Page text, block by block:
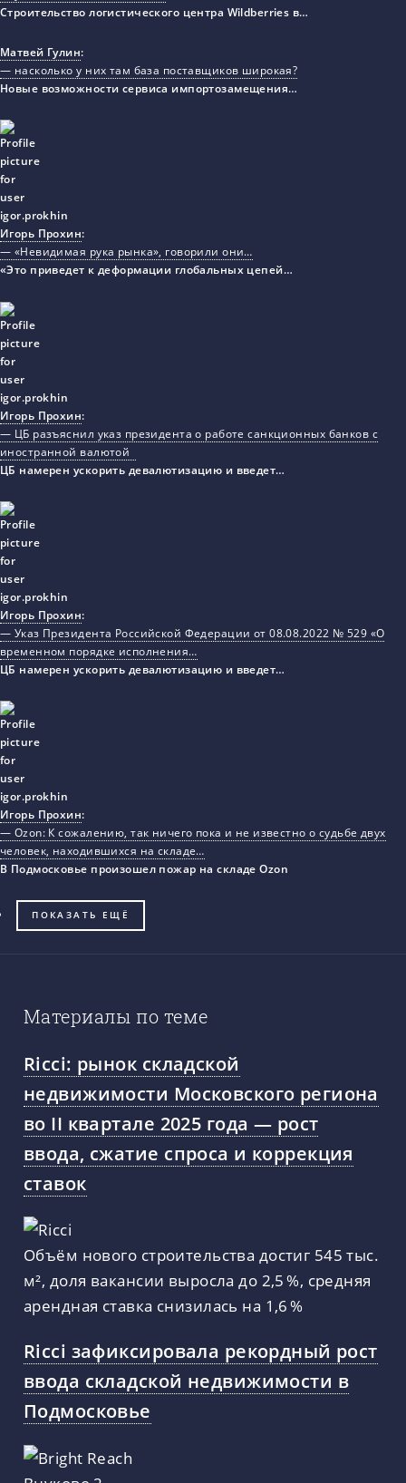
Строительство логистического центра Wildberries в…
Матвей Гулин:
— насколько у них там база поставщиков широкая?
Новые возможности сервиса импортозамещения…
Игорь Прохин:
— «Невидимая рука рынка», говорили они…
«Это приведет к деформации глобальных цепей…
Игорь Прохин:
— ЦБ разъяснил указ президента о работе санкционных банков с
иностранной валютой
ЦБ намерен ускорить девалютизацию и введет…
Игорь Прохин:
— Указ Президента Российской Федерации от 08.08.2022 № 529 «О
временном порядке исполнения…
ЦБ намерен ускорить девалютизацию и введет…
Игорь Прохин:
— Ozon: К сожалению, так ничего пока и не известно о судьбе двух
человек, находившихся на складе…
В Подмосковье произошел пожар на складе Ozon
ПОКАЗАТЬ ЕЩЁ
Материалы по теме
Ricci: рынок складской
недвижимости Московского региона
во II квартале 2025 года — рост
ввода, сжатие спроса и коррекция
ставок
Объём нового строительства достиг 545 тыс.
м², доля вакансии выросла до 2,5 %, средняя
арендная ставка снизилась на 1,6 %
Ricci зафиксировала рекордный рост
ввода складской недвижимости в
Подмосковье